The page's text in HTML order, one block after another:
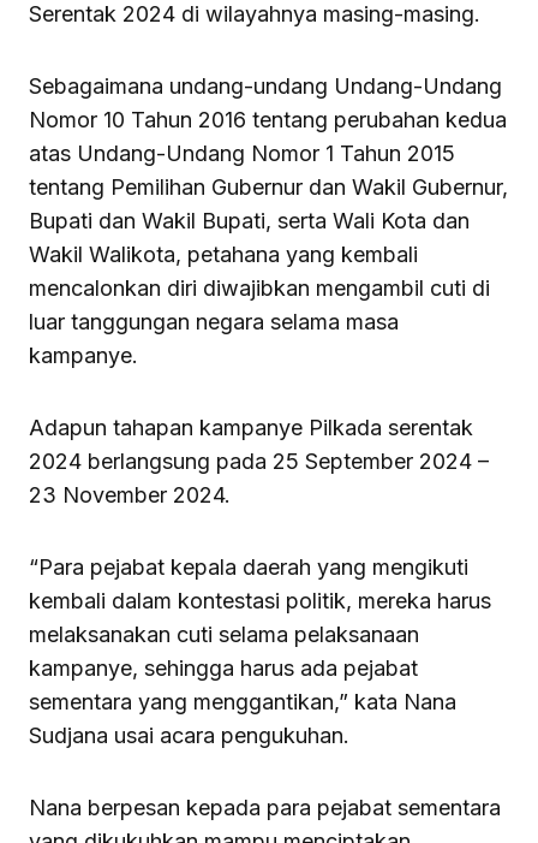
Serentak 2024 di wilayahnya masing-masing.
Sebagaimana undang-undang Undang-Undang
Nomor 10 Tahun 2016 tentang perubahan kedua
atas Undang-Undang Nomor 1 Tahun 2015
tentang Pemilihan Gubernur dan Wakil Gubernur,
Bupati dan Wakil Bupati, serta Wali Kota dan
Wakil Walikota, petahana yang kembali
mencalonkan diri diwajibkan mengambil cuti di
luar tanggungan negara selama masa
kampanye.
Adapun tahapan kampanye Pilkada serentak
2024 berlangsung pada 25 September 2024 –
23 November 2024.
“Para pejabat kepala daerah yang mengikuti
kembali dalam kontestasi politik, mereka harus
melaksanakan cuti selama pelaksanaan
kampanye, sehingga harus ada pejabat
sementara yang menggantikan,” kata Nana
Sudjana usai acara pengukuhan.
Nana berpesan kepada para pejabat sementara